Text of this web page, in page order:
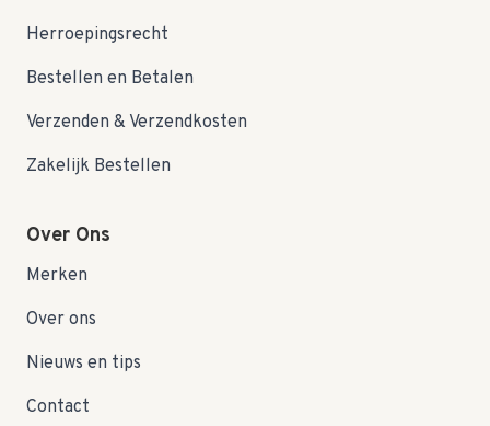
Herroepingsrecht
Bestellen en Betalen
Verzenden & Verzendkosten
Zakelijk Bestellen
Over Ons
Merken
Over ons
Nieuws en tips
Contact